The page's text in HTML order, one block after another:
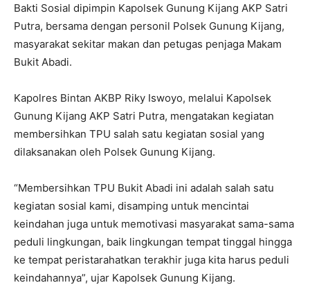
Bakti Sosial dipimpin Kapolsek Gunung Kijang AKP Satri
Putra, bersama dengan personil Polsek Gunung Kijang,
masyarakat sekitar makan dan petugas penjaga Makam
Bukit Abadi.
Kapolres Bintan AKBP Riky Iswoyo, melalui Kapolsek
Gunung Kijang AKP Satri Putra, mengatakan kegiatan
membersihkan TPU salah satu kegiatan sosial yang
dilaksanakan oleh Polsek Gunung Kijang.
“Membersihkan TPU Bukit Abadi ini adalah salah satu
kegiatan sosial kami, disamping untuk mencintai
keindahan juga untuk memotivasi masyarakat sama-sama
peduli lingkungan, baik lingkungan tempat tinggal hingga
ke tempat peristarahatkan terakhir juga kita harus peduli
keindahannya”, ujar Kapolsek Gunung Kijang.